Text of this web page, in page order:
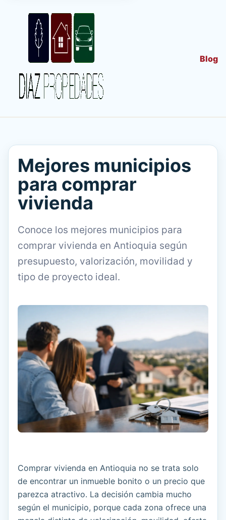
Blog
Mejores municipios
para comprar
vivienda
Conoce los mejores municipios para
comprar vivienda en Antioquia según
presupuesto, valorización, movilidad y
tipo de proyecto ideal.
Comprar vivienda en Antioquia no se trata solo
de encontrar un inmueble bonito o un precio que
parezca atractivo. La decisión cambia mucho
según el municipio, porque cada zona ofrece una